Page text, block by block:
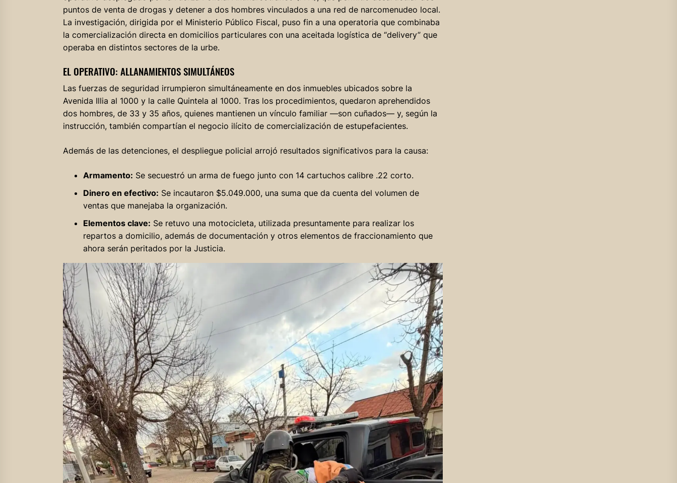
puntos de venta de drogas y detener a dos hombres vinculados a una red de narcomenudeo local.
La investigación, dirigida por el Ministerio Público Fiscal, puso fin a una operatoria que combinaba
la comercialización directa en domicilios particulares con una aceitada logística de “delivery” que
operaba en distintos sectores de la urbe.
EL OPERATIVO: ALLANAMIENTOS SIMULTÁNEOS
Las fuerzas de seguridad irrumpieron simultáneamente en dos inmuebles ubicados sobre la
Avenida Illia al 1000 y la calle Quintela al 1000. Tras los procedimientos, quedaron aprehendidos
dos hombres, de 33 y 35 años, quienes mantienen un vínculo familiar —son cuñados— y, según la
instrucción, también compartían el negocio ilícito de comercialización de estupefacientes.
Además de las detenciones, el despliegue policial arrojó resultados significativos para la causa:
Armamento: Se secuestró un arma de fuego junto con 14 cartuchos calibre .22 corto.
Dinero en efectivo: Se incautaron $5.049.000, una suma que da cuenta del volumen de
ventas que manejaba la organización.
Elementos clave: Se retuvo una motocicleta, utilizada presuntamente para realizar los
repartos a domicilio, además de documentación y otros elementos de fraccionamiento que
ahora serán peritados por la Justicia.